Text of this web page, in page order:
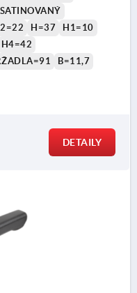
H=37
H1=10
H4=42
B=11,7
DETAILY